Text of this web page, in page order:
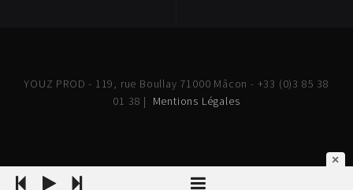
YOUZ PROD - 119, rue Boullay 71000 Mâcon - +33 (0)3 85 38
01 38 | Mentions Légales